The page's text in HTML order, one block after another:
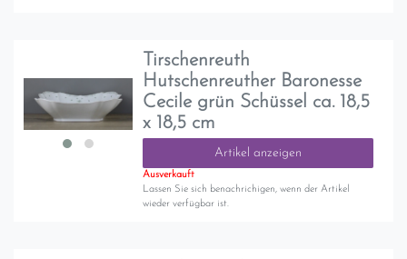
Tirschenreuth
Hutschenreuther Baronesse
Cecile grün Schüssel ca. 18,5
x 18,5 cm
Artikel anzeigen
Ausverkauft
Lassen Sie sich benachrichigen, wenn der Artikel
wieder verfügbar ist.